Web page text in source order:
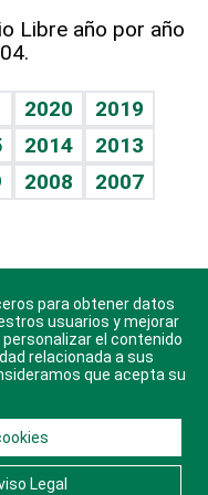
Libre año por año
2020
2019
2014
2013
2008
2007
para Android, iOS y
reservados.
en Contacto
para obtener datos
usuarios y mejorar
el contenido
relacionada a sus
que acepta su
Legal